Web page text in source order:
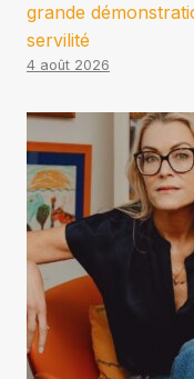
grande
servilité
4 août 2026